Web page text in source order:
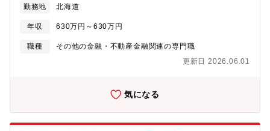
じて業務を体得されております。【損害サービスとは】事故発生
～保険金のお支払いまでを担当します。東京海上日動及びグルー
プ会社は、お客様が万が一の事故にあわれた際に、「高い専門性
を発揮しながらお客様に安心と安全をお届けする」という高品質
す。【雇用形態】正社員：定年63歳 ※再雇用有（65歳まで）
勤務地 北海道
年収 630万円～630万円
職種
その他の金融・不動産金融関連の専門職
更新日 2026.06.01
気になる